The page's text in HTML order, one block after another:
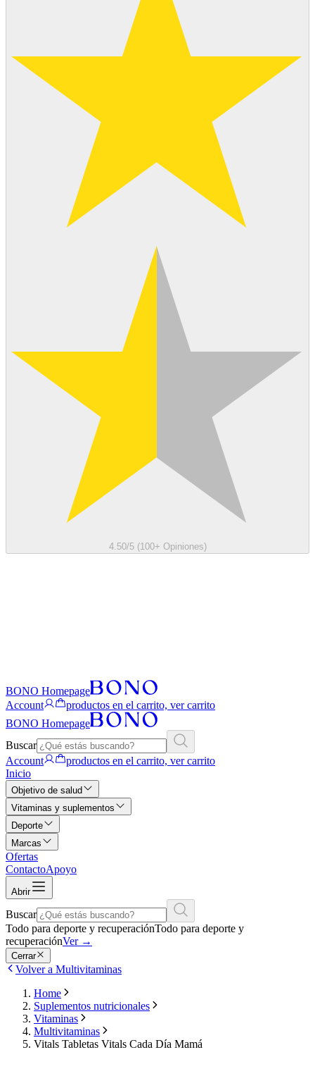
4.50/5 (100+ Opiniones)
BONO Homepage
Account
productos en el carrito, ver carrito
BONO Homepage
Buscar
Account
productos en el carrito, ver carrito
Inicio
Objetivo de salud
Vitaminas y suplementos
Deporte
Marcas
Ofertas
ContactoApoyo
Abrir
Buscar
Todo para deporte y recuperaciónTodo para deporte y
recuperaciónVer →
Cerrar
Volver a Multivitaminas
Home
Suplementos nutricionales
Vitaminas
Multivitaminas
Vitals Tabletas Vitals Cada Día Mamá